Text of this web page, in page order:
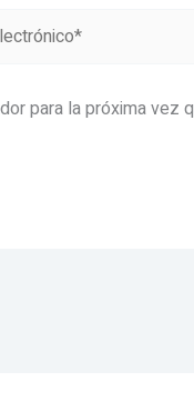
para la próxima vez